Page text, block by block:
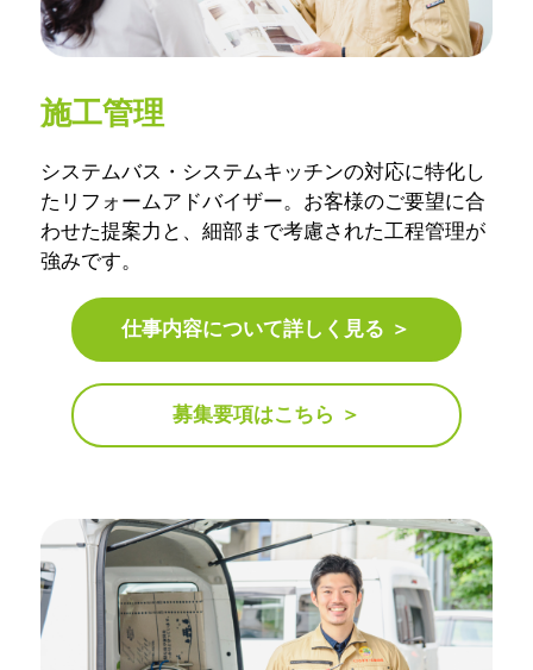
施工管理
システムバス・システムキッチンの対応に特化し
たリフォームアドバイザー。お客様のご要望に合
わせた提案力と、細部まで考慮された工程管理が
強みです。
仕事内容について詳しく見る ＞
募集要項はこちら ＞